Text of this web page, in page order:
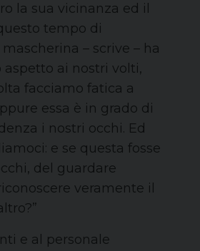
la sua vicinanza ed il
tempo di
– scrive – ha
ai nostri volti,
facciamo fatica a
essa è in grado di
i nostri occhi. Ed
e se questa fosse
del guardare
veramente il
e al personale